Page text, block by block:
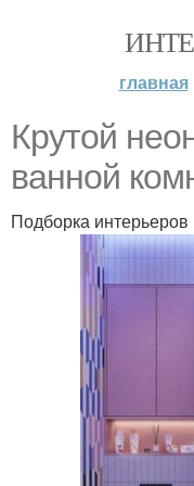
главная
Крутой
ванной
Подборка интерьеров